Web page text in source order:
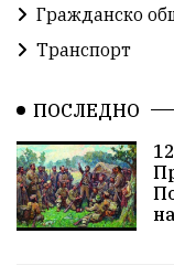
Гражданско
Транспорт
ПОСЛЕДНО